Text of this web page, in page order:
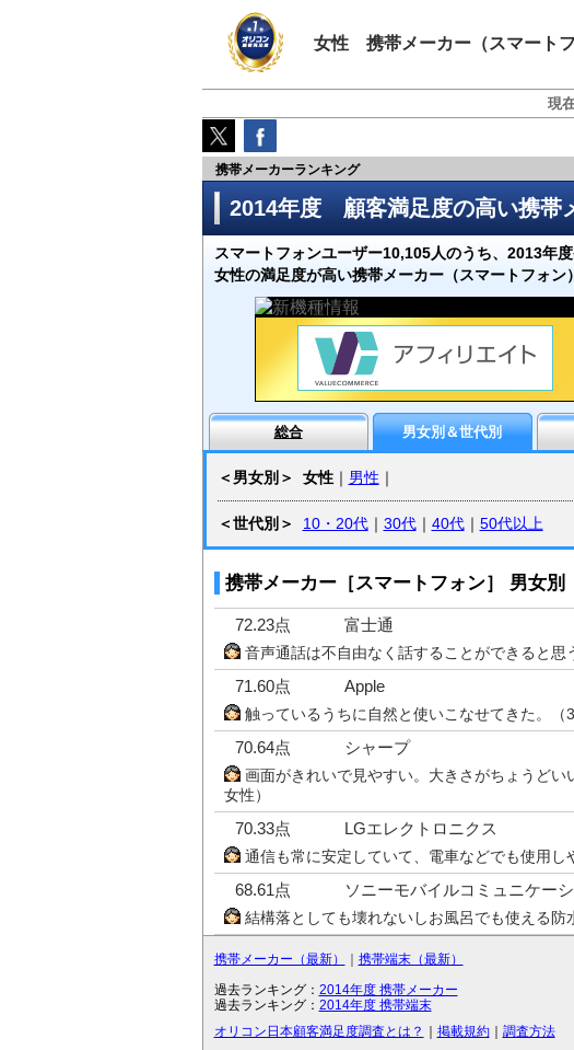
女性 携帯メーカー（スマート
現
携帯メーカーランキング
2014年度 顧客満足度の高い携帯
スマートフォンユーザー10,105人のうち、2013年
女性の満足度が高い携帯メーカー（スマートフォン
総合 男女別＆世代別
＜男女別＞ 女性｜ 男性 ｜
＜世代別＞ 10・20代｜ 30代｜ 40代｜ 50代以上
携帯メーカー［スマートフォン］ 男女別
72.23点 富士通
音声通話は不自由なく話することができると思
71.60点 Apple
触っているうちに自然と使いこなせてきた。（
70.64点 シャープ
画面がきれいで見やすい。大きさがちょうど
女性）
70.33点 LGエレクトロニクス
通信も常に安定していて、電車などでも使用し
68.61点 ソニーモバイルコミュニケー
結構落としても壊れないしお風呂でも使える防
携帯メーカー（最新）
携帯端末（最新）
過去ランキング： 2014年度 携帯メーカー
過去ランキング： 2014年度 携帯端末
オリコン日本顧客満足度調査とは？
掲載規約｜ 調査方法